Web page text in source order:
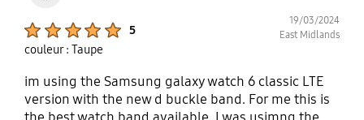
5
19/03/2024
East Midlands
couleur : Taupe
im using the Samsung galaxy watch 6 classic LTE
version with the new d buckle band. For me this is